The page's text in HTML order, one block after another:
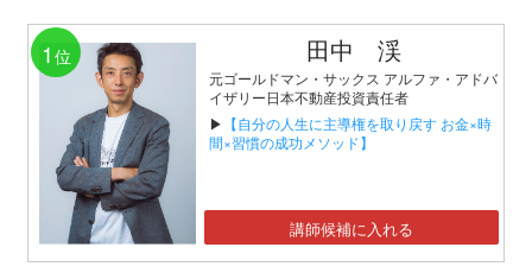
1 位 田中 渓
元ゴールドマン・サックス アルファ・アドバ
イザリー日本不動産投資責任者
▶ 【自分の人生に主導権を取り戻す お金×時
間×習慣の成功メソッド】
講師候補に入れる